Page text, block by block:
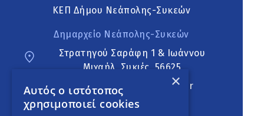
ΚΕΠ Δήμου Νεάπολης-Συκεών
Δημαρχείο Νεάπολης-Συκεών
Στρατηγού Σαράφη 1 & Ιωάννου
Μιχαήλ, Συκιές, 56625
neapoli.sykies@ddt.gov.gr
Ακολουθήστε
×
Αυτός ο ιστότοπος
χρησιμοποιεί cookies